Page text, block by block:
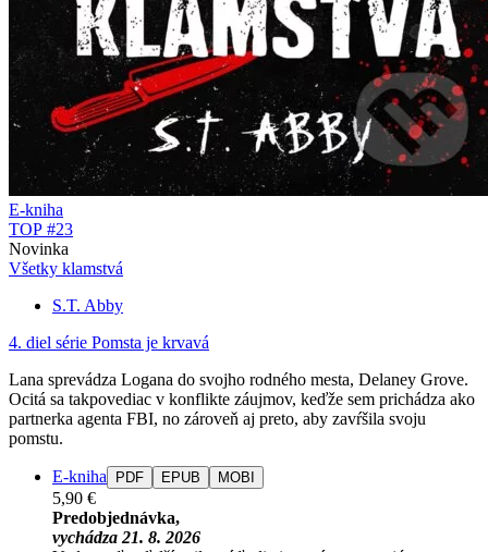
E-kniha
TOP #23
Novinka
Všetky klamstvá
S.T. Abby
4. diel série Pomsta je krvavá
Lana sprevádza Logana do svojho rodného mesta, Delaney Grove.
Ocitá sa takpovediac v konflikte záujmov, keďže sem prichádza ako
partnerka agenta FBI, no zároveň aj preto, aby zavŕšila svoju
pomstu.
E-kniha PDF EPUB MOBI
5,90 €
Predobjednávka,
vychádza 21. 8. 2026